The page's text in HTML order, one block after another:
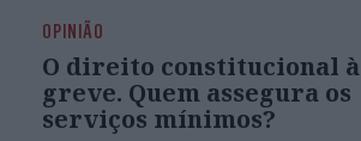
OPINIÃO
O direito constitucional à
greve. Quem assegura os
serviços mínimos?